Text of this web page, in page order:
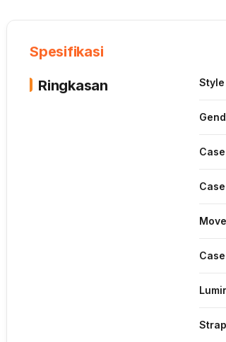
Spesifikasi
Ringkasan
Style